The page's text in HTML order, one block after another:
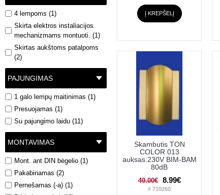
4 lempoms (1)
Skirta elektros instaliacijos
mechanizmams montuoti. (1)
Skirtas aukštoms patalpoms
(2)
PAJUNGIMAS
1 galo lempų maitinimas (1)
Presuojamas (1)
Su pajungimo laidu (11)
MONTAVIMAS
Mont. ant DIN bėgelio (1)
Pakabinamas (2)
Pernešamas (-a) (1)
Į KREPŠELĮ
Skambutis TON
COLOR 013
auksas.230V BIM-BAM
80dB
40.00€ 8.99€
# 710260